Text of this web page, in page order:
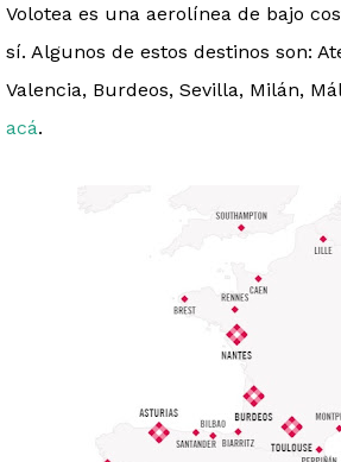
Volotea es una aerolínea de bajo
sí. Algunos de estos destinos son:
Valencia, Burdeos, Sevilla, Milán,
acá.